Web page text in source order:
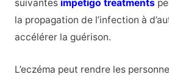
suivantes impetigo treatments
la propagation de l’infection à
accélérer la guérison.
L’eczéma peut rendre les